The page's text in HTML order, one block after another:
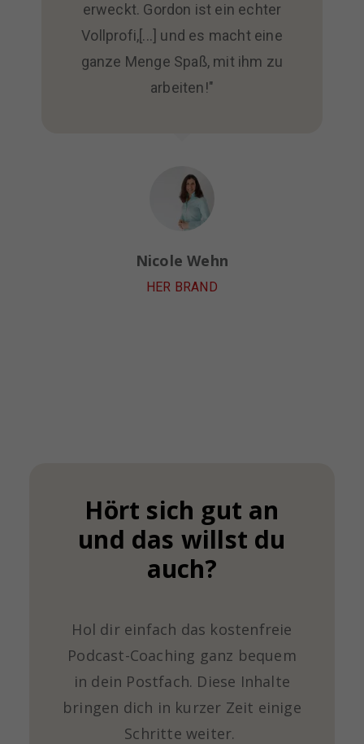
erweckt. Gordon ist ein echter
Vollprofi,[...] und es macht eine
ganze Menge Spaß, mit ihm zu
arbeiten!"
Nicole Wehn
HER BRAND
Hört sich gut an
und das willst du
auch?
Hol dir einfach das kostenfreie
Podcast-Coaching ganz bequem
in dein Postfach. Diese Inhalte
bringen dich in kurzer Zeit einige
Schritte weiter.